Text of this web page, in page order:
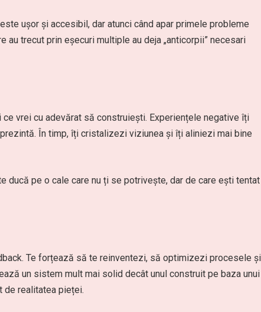
ușor și accesibil, dar atunci când apar primele probleme
trecut prin eșecuri multiple au deja „anticorpii” necesari
vrei cu adevărat să construiești. Experiențele negative îți
În timp, îți cristalizezi viziunea și îți aliniezi mai bine
ducă pe o cale care nu ți se potrivește, dar de care ești tentat
Te forțează să te reinventezi, să optimizezi procesele și
un sistem mult mai solid decât unul construit pe baza unui
de realitatea pieței.